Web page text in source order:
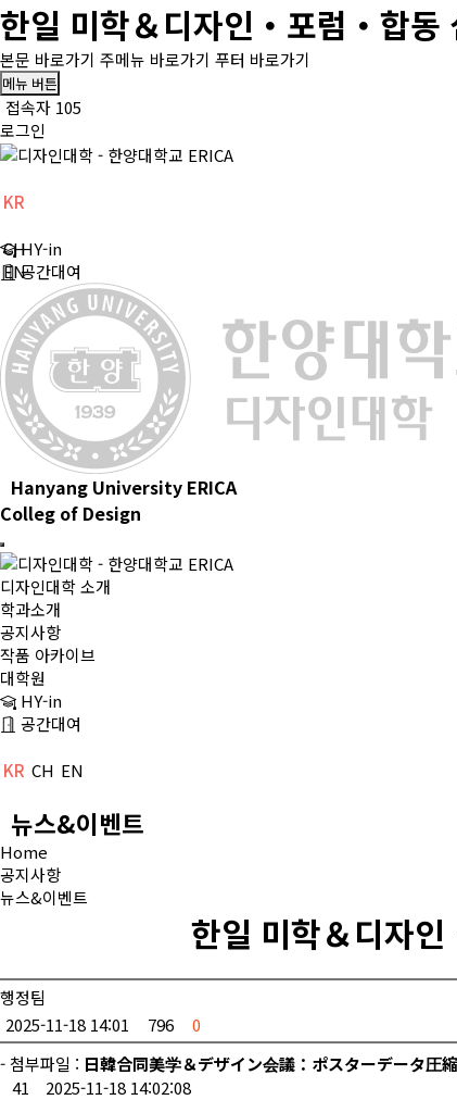
한일 미학＆디자인・포럼・합
본문 바로가기 주메뉴 바로가기 푸터 바로가기
메뉴 버튼
접속자 105
로그인
KR
CH
EN
HY-in
공간대여
Hanyang University ERICA
Colleg of Design
디자인대학 소개
학과소개
공지사항
작품 아카이브
대학원
HY-in
공간대여
KR CH EN
뉴스&이벤트
Home
공지사항
뉴스&이벤트
한일 미학＆디자
행정팀
2025-11-18 14:01
796
0
- 첨부파일 : 日韓合同美学＆デザイン会議：ポスターデータ圧
41
2025-11-18 14:02:08